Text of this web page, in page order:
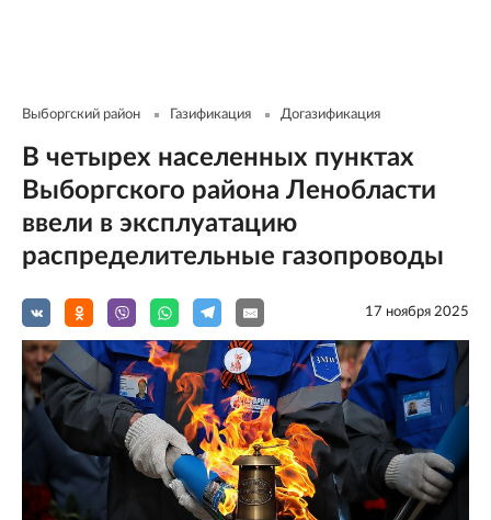
Выборгский район Газификация Догазификация
В четырех населенных пунктах
Выборгского района Ленобласти
ввели в эксплуатацию
распределительные газопроводы
17 ноября 2025